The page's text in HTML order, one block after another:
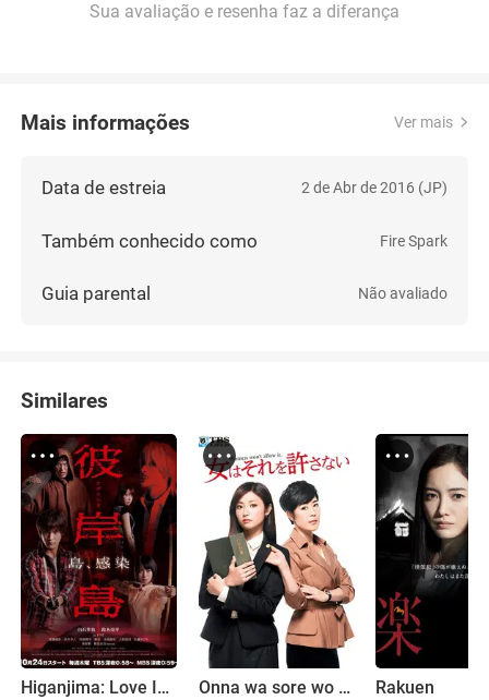
Sua avaliação e resenha faz a diferança
Mais informações Ver mais
Data de estreia 2 de Abr de 2016 (JP)
Também conhecido como Fire Spark
Guia parental Não avaliado
Similares
Higanjima: Love Is Over Onna wa sore wo yurusanai Rakuen